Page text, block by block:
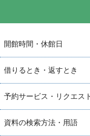
開館時間・休館日
借りるとき・返すとき
予約サービス・リクエス
資料の検索方法・用語